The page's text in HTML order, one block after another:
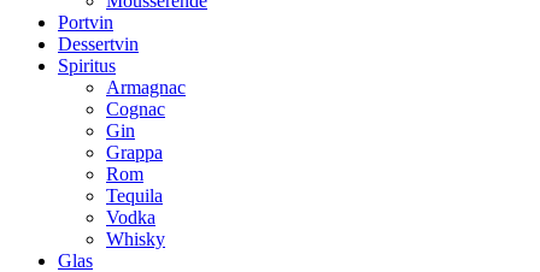
Portvin
Dessertvin
Spiritus
Armagnac
Cognac
Gin
Grappa
Rom
Tequila
Vodka
Whisky
Glas